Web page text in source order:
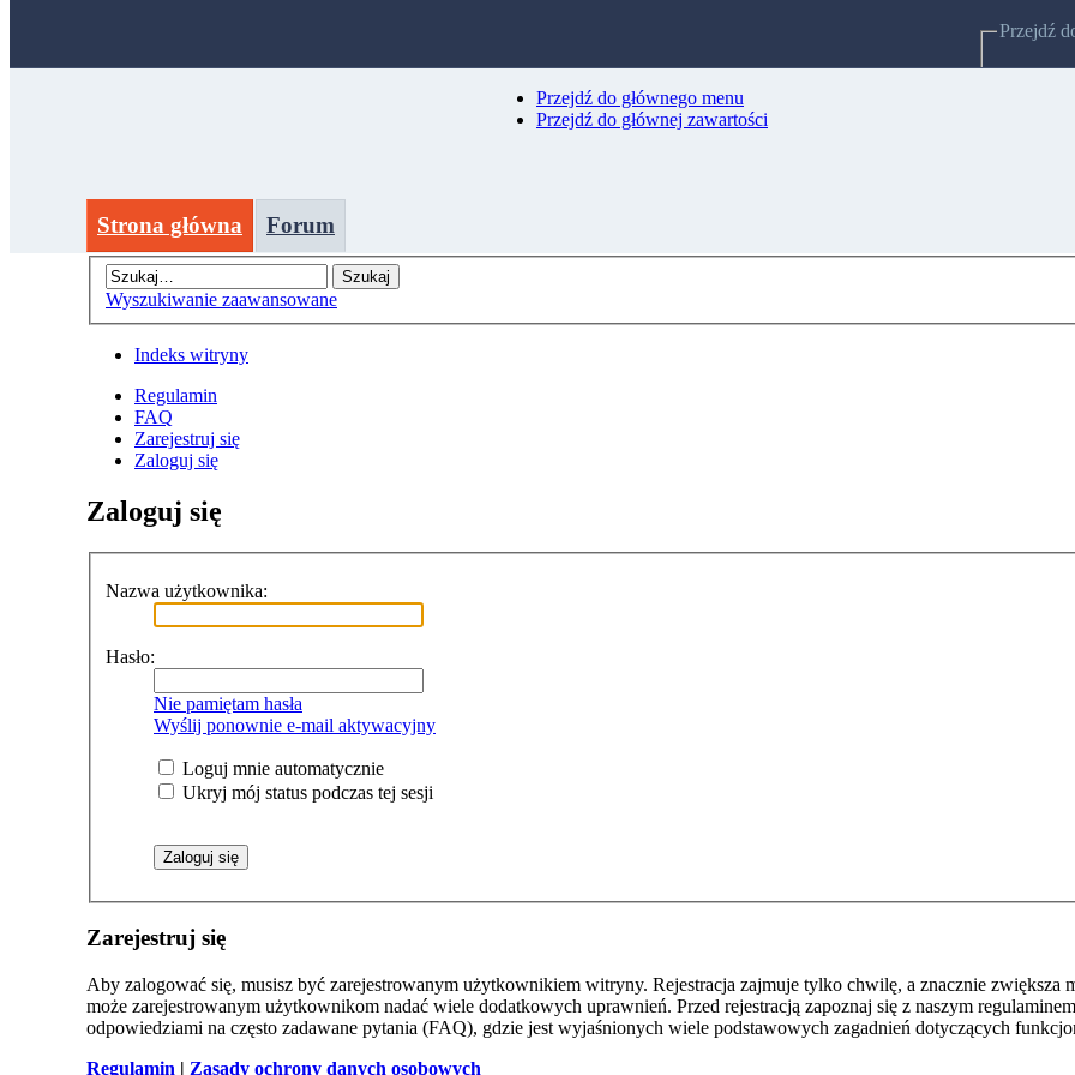
Przejdź do głównego menu
Przejdź do głównej zawartości
Strona główna Forum
Wyszukiwanie zaawansowane
Indeks witryny
Regulamin
FAQ
Zarejestruj się
Zaloguj się
Zaloguj się
Nazwa użytkownika:
Hasło:
Nie pamiętam hasła
Wyślij ponownie e-mail aktywacyjny
Loguj mnie automatycznie
Ukryj mój status podczas tej sesji
Zarejestruj się
Aby zalogować się, musisz być zarejestrowanym użytkownikiem witryny. Rejestracja zajmuje tylko chwilę, a znacznie
może zarejestrowanym użytkownikom nadać wiele dodatkowych uprawnień. Przed rejestracją zapoznaj się z naszym
odpowiedziami na często zadawane pytania (FAQ), gdzie jest wyjaśnionych wiele podstawowych zagadnień dotyczących
Regulamin | Zasady ochrony danych osobowych
Przejdź